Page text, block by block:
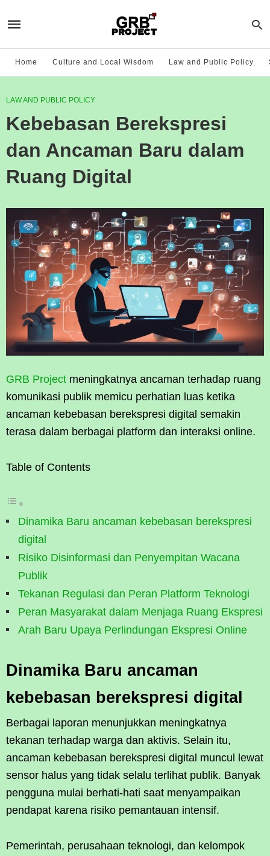
Home Culture and Local Wisdom Law and Public Policy
LAW AND PUBLIC POLICY
Kebebasan Berekspresi
dan Ancaman Baru dalam
Ruang Digital
GRB Project meningkatnya ancaman terhadap ruang
komunikasi publik memicu perhatian luas ketika
ancaman kebebasan berekspresi digital semakin
terasa dalam berbagai platform dan interaksi online.
Table of Contents
Dinamika Baru ancaman kebebasan berekspresi
digital
Risiko Disinformasi dan Penyempitan Wacana
Publik
Tekanan Regulasi dan Peran Platform Teknologi
Peran Masyarakat dalam Menjaga Ruang Ekspresi
Arah Baru Upaya Perlindungan Ekspresi Online
Dinamika Baru ancaman
kebebasan berekspresi digital
Berbagai laporan menunjukkan meningkatnya
tekanan terhadap warga dan aktivis. Selain itu,
ancaman kebebasan berekspresi digital muncul lewat
sensor halus yang tidak selalu terlihat publik. Banyak
pengguna mulai berhati-hati saat menyampaikan
pendapat karena risiko pemantauan intensif.
Pemerintah, perusahaan teknologi, dan kelompok